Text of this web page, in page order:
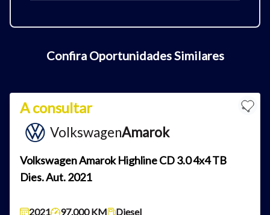
Tamanho do texto
Para aumentar ou diminuir a fonte em nosso site, utilize os
atalhos Ctrl+ (para aumentar) e Ctrl- (para diminuir) no seu
teclado.
Confira Oportunidades Similares
A consultar
VolkswagenAmarok
Volkswagen Amarok Highline CD 3.0 4x4 TB
Dies. Aut. 2021
2021 97.000 KM Diesel